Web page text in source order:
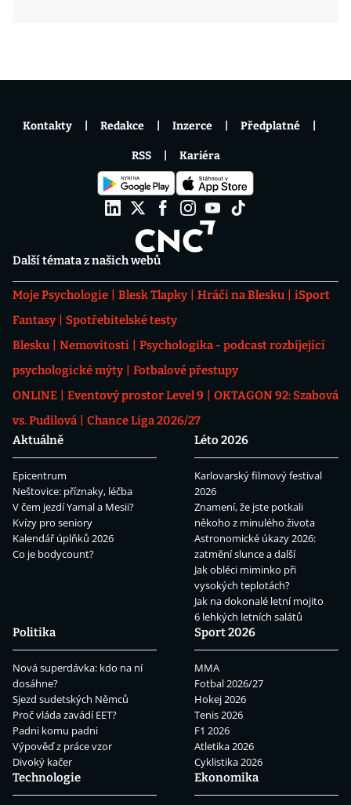
Další témata z našich webů
Moje Psychologie Blesk Tlapky Hráči na Blesku
iSport
Fantasy
Spotřebitelské testy
Blesku
Nemovitosti
Psychologika - podcast rozbíjející
psychologické mýty
Fotbalové přestupy
ONLINE
Eventový prostor Level 9
OKTAGON 92: Szabová
vs. Pudilová
Chance Liga 2026/27
Aktuálně
Epicentrum
Neštovice: příznaky, léčba
V čem jezdí Yamal a Mesii?
Kvízy pro seniory
Kalendář úplňků 2026
Co je bodycount?
Léto 2026
Karlovarský filmový festival
2026
Znamení, že jste potkali
někoho z minulého života
Astronomické úkazy 2026:
zatmění slunce a další
Jak obléci miminko při
vysokých teplotách?
Jak na dokonalé letní mojito
6 lehkých letních salátů
Politika
Nová superdávka: kdo na ní
dosáhne?
Sjezd sudetských Němců
Proč vláda zavádí EET?
Padni komu padni
Výpověď z práce vzor
Divoký kačer
Sport 2026
MMA
Fotbal 2026/27
Hokej 2026
Tenis 2026
F1 2026
Atletika 2026
Cyklistika 2026
Technologie
Ekonomika
Kontakty Redakce Inzerce Předplatné
RSS Kariéra